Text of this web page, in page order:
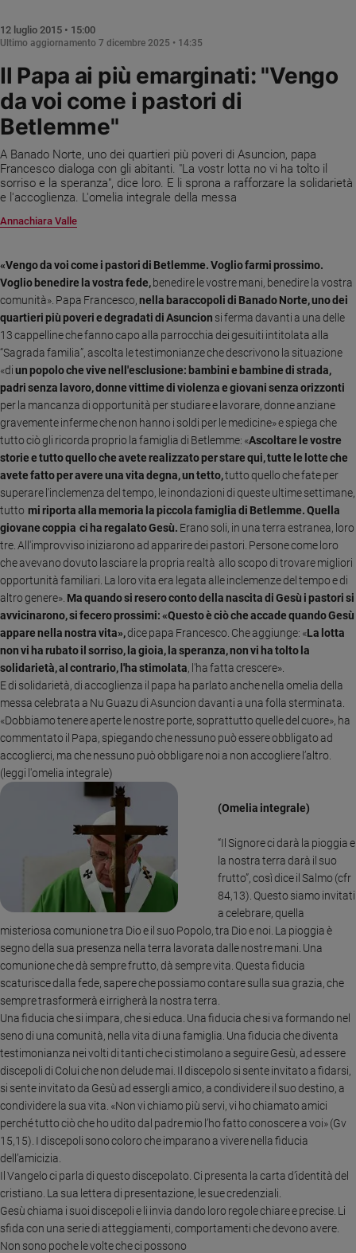
Chiesa
spiritualità
Devozione
e
fede
Parola
giorno
del
giorno
Società
valori
Ambiente
e
Creato
Volontariato
Diritti
Aziende
di
valore
Caso
della
settimana
Migranti
Costume
Cultura
e
spettacoli
Sanremo
2026
Cinema,
ed
educazione
Genitori
e
figli
Nonni
Coppia
Scuola
e
giovani
Adolescenza
Bioetica
Vai
Il Papa ai più emarginati: "Vengo
da voi come i pastori di
Betlemme"
A Banado Norte, uno dei quartieri più poveri di Asuncion, papa
Francesco dialoga con gli abitanti. "La vostr lotta no vi ha tolto il
sorriso e la speranza", dice loro. E li sprona a rafforzare la solidarietà
e l'accoglienza. L'omelia integrale della messa
Annachiara Valle
12 luglio 2015 • 15:00
Ultimo aggiornamento 7 dicembre 2025 • 14:35
«Vengo da voi come i pastori di Betlemme. Voglio farmi prossimo.
Voglio benedire la vostra fede, benedire le vostre mani, benedire la vostra
comunità». Papa Francesco,nella baraccopoli di Banado Norte, uno dei
quartieri più poveri e degradati di Asuncion si ferma davanti a una delle
13 cappelline che fanno capo alla parrocchia dei gesuiti intitolata alla
“Sagrada familia”, ascolta le testimonianze che descrivono la situazione
«diun popolo che vive nell'esclusione: bambini e bambine di strada,
padri senza lavoro, donne vittime di violenza e giovani senza orizzonti
per la mancanza di opportunità per studiare e lavorare, donne anziane
gravemente inferme che non hanno i soldi per le medicine» e spiega che
tutto ciò gli ricorda proprio la famiglia di Betlemme: «Ascoltare le vostre
storie e tutto quello che avete realizzato per stare qui, tutte le lotte che
avete fatto per avere una vita degna, un tetto,tutto quello che fate per
superare l'inclemenza del tempo, le inondazioni di queste ultime settimane,
tutto mi riporta alla memoria la piccola famiglia di Betlemme. Quella
giovane coppia ci ha regalato Gesù. Erano soli, in una terra estranea, loro
tre. All'improvviso iniziarono ad apparire dei pastori. Persone come loro
che avevano dovuto lasciare la propria realtà allo scopo di trovare migliori
opportunità familiari. La loro vita era legata alle inclemenze del tempo e di
altro genere». Ma quando si resero conto della nascita di Gesù i pastori si
avvicinarono, si fecero prossimi: «Questo è ciò che accade quando Gesù
appare nella nostra vita»,dice papa Francesco. Che aggiunge: «La lotta
non vi ha rubato il sorriso, la gioia, la speranza, non vi ha tolto la
solidarietà, al contrario, l'ha stimolata, l'ha fatta crescere».
E di solidarietà, di accoglienza il papa ha parlato anche nella omelia della
messa celebrata a Nu Guazu di Asuncion davanti a una folla sterminata.
«Dobbiamo tenere aperte le nostre porte, soprattutto quelle del cuore», ha
commentato il Papa, spiegando che nessuno può essere obbligato ad
accoglierci, ma che nessuno può obbligare noi a non accogliere l’altro.
(leggi l'omelia integrale)
(Omelia integrale)
“Il Signore ci darà la pioggia e
la nostra terra darà il suo
frutto”, così dice il Salmo (cfr
84,13). Questo siamo invitati
a celebrare, quella
misteriosa comunione tra Dio e il suo Popolo, tra Dio e noi. La pioggia è
segno della sua presenza nella terra lavorata dalle nostre mani. Una
comunione che dà sempre frutto, dà sempre vita. Questa fiducia
scaturisce dalla fede, sapere che possiamo contare sulla sua grazia, che
sempre trasformerà e irrigherà la nostra terra.
Una fiducia che si impara, che si educa. Una fiducia che si va formando nel
seno di una comunità, nella vita di una famiglia. Una fiducia che diventa
testimonianza nei volti di tanti che ci stimolano a seguire Gesù, ad essere
discepoli di Colui che non delude mai. Il discepolo si sente invitato a fidarsi,
si sente invitato da Gesù ad essergli amico, a condividere il suo destino, a
condividere la sua vita. «Non vi chiamo più servi, vi ho chiamato amici
perché tutto ciò che ho udito dal padre mio l’ho fatto conoscere a voi» (Gv
15,15). I discepoli sono coloro che imparano a vivere nella fiducia
dell’amicizia.
Il Vangelo ci parla di questo discepolato. Ci presenta la carta d’identità del
cristiano. La sua lettera di presentazione, le sue credenziali.
Gesù chiama i suoi discepoli e li invia dando loro regole chiare e precise. Li
sfida con una serie di atteggiamenti, comportamenti che devono avere.
Non sono poche le volte che ci possono